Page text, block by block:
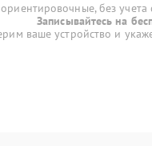
без учета
Записывайтесь на
ваше устройство и